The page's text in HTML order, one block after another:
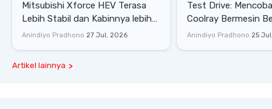
Mitsubishi Xforce HEV Terasa
Lebih Stabil dan Kabinnya lebih
Senyap
Anindiyo Pradhono 27 Jul, 2026
Test Drive: Mencoba Geely
Coolray Bermesin
di Sirkuit Mandalika
Anindiyo Pradhono 25
Artikel lainnya